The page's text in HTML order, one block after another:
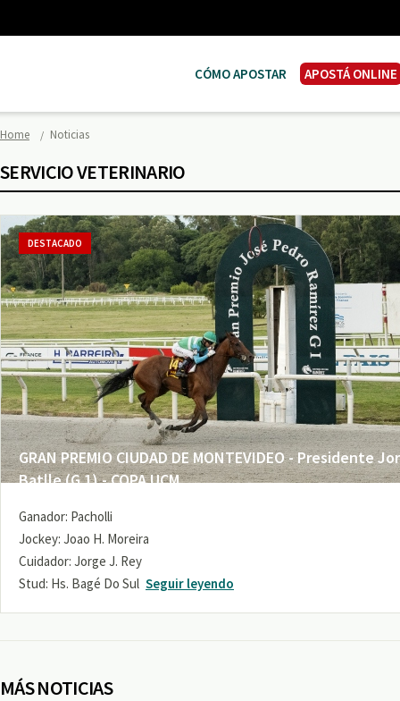
CÓMO APOSTAR APOSTÁ ONLINE
Home Noticias
SERVICIO VETERINARIO
GRAN PREMIO CIUDAD DE MONTEVIDEO - Presidente
Batlle (G 1) - COPA UCM
DESTACADO
Ganador: Pacholli
Jockey: Joao H. Moreira
Cuidador: Jorge J. Rey
Stud: Hs. Bagé Do Sul Seguir leyendo
MÁS NOTICIAS